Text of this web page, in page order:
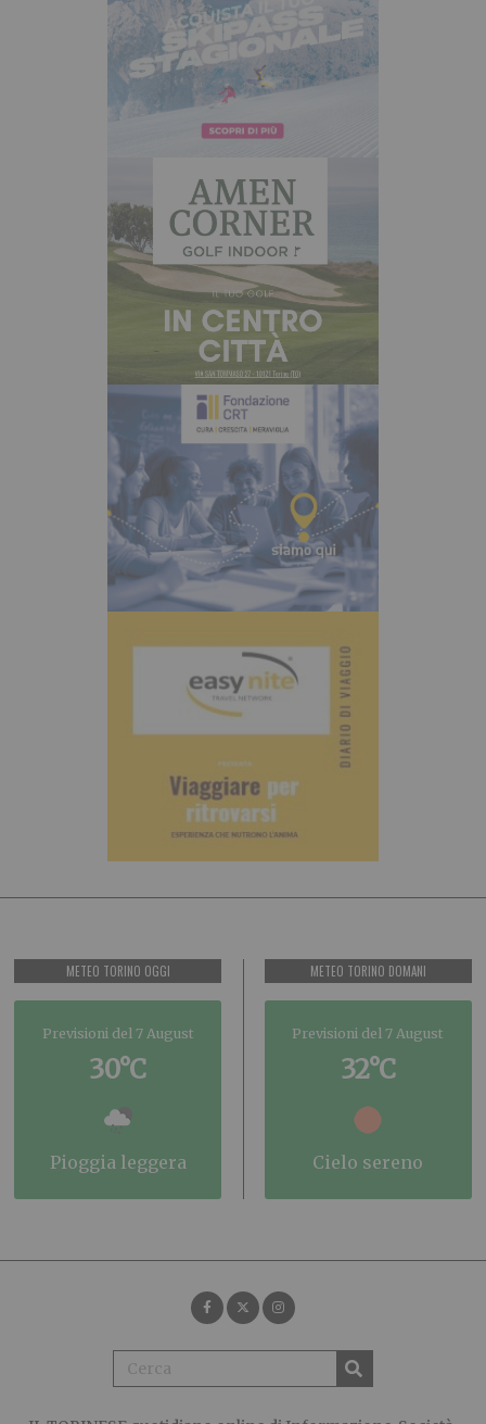
METEO TORINO OGGI
Previsioni del 7 August
30°C
pioggia leggera
METEO TORINO DOMANI
Previsioni del 7 August
32°C
cielo sereno